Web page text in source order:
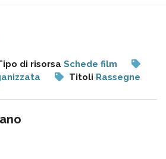
di risorsa Schede film
Titoli Rassegne